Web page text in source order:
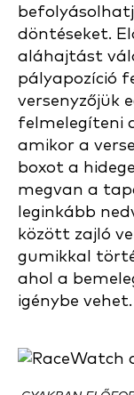
döntéseket.
aláhajtást
pályapozíció
versenyzőjük
felmelegíteni
amikor a
boxot a
megvan a
leginkább
között zajló
gumikkal
ahol a
igénybe vehet.